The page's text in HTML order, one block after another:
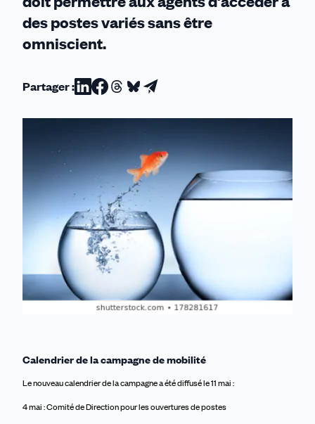
des postes variés sans être
omniscient.
Partager :Partager
sur
Linkedin
Partager
sur
Facebook
Partager
sur
Threads
Partager
sur
Bluesky
Partager
par
email
Calendrier de la campagne de mobilité
Le nouveau calendrier de la campagne a été diffusé le 11 mai :
4 mai : Comité de Direction pour les ouvertures de postes